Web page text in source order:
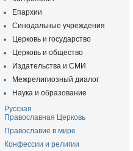
Епархии
Синодальные учреждения
Церковь и государство
Церковь и общество
Издательства и СМИ
Межрелигиозный диалог
Наука и образование
Русская
Православная Церковь
Православие в мире
Конфессии и религии